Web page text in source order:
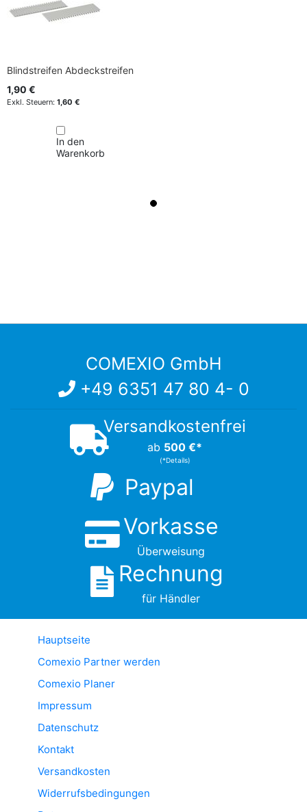
Blindstreifen Abdeckstreifen
1,90 €
1,60 €
In den
Warenkorb
COMEXIO GmbH
+49 6351 47 80 4- 0
Versandkostenfrei
ab 500 €*
(*Details)
Paypal
Vorkasse
Überweisung
Rechnung
für Händler
Hauptseite
Comexio Partner werden
Comexio Planer
Impressum
Datenschutz
Kontakt
Versandkosten
Widerrufsbedingungen